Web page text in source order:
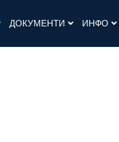
ДОКУМЕНТИ ИНФО